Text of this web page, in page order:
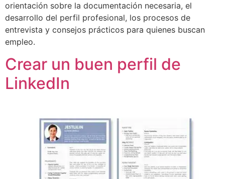
orientación sobre la documentación necesaria, el
desarrollo del perfil profesional, los procesos de
entrevista y consejos prácticos para quienes buscan
empleo.
Crear un buen perfil de
LinkedIn